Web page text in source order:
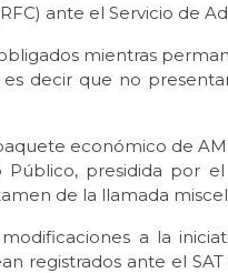
ante el Servicio de
mientras
decir que no
económico de
Público, presidida por
de la llamada
a la
registrados ante el